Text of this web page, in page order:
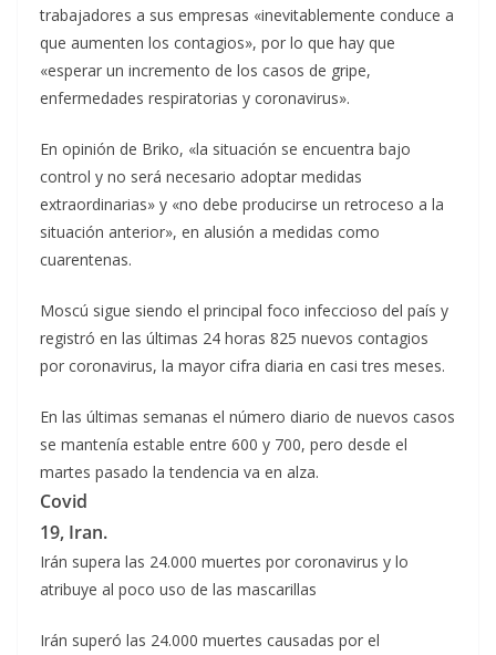
trabajadores a sus empresas «inevitablemente conduce a
que aumenten los contagios», por lo que hay que
«esperar un incremento de los casos de gripe,
enfermedades respiratorias y coronavirus».
En opinión de Briko, «la situación se encuentra bajo
control y no será necesario adoptar medidas
extraordinarias» y «no debe producirse un retroceso a la
situación anterior», en alusión a medidas como
cuarentenas.
Moscú sigue siendo el principal foco infeccioso del país y
registró en las últimas 24 horas 825 nuevos contagios
por coronavirus, la mayor cifra diaria en casi tres meses.
En las últimas semanas el número diario de nuevos casos
se mantenía estable entre 600 y 700, pero desde el
martes pasado la tendencia va en alza.
Covid
19, Iran.
Irán supera las 24.000 muertes por coronavirus y lo
atribuye al poco uso de las mascarillas
Irán superó las 24.000 muertes causadas por el